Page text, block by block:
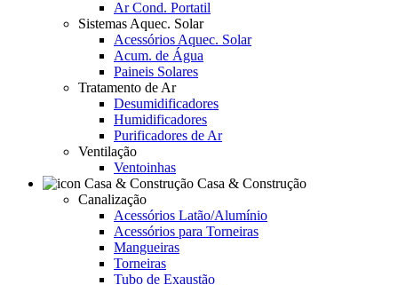
Ar Cond. Portatil
Sistemas Aquec. Solar
Acessórios Aquec. Solar
Acum. de Água
Paineis Solares
Tratamento de Ar
Desumidificadores
Humidificadores
Purificadores de Ar
Ventilação
Ventoinhas
Casa & Construção
Canalização
Acessórios Latão/Alumínio
Acessórios para Torneiras
Mangueiras
Torneiras
Tubo de Exaustão